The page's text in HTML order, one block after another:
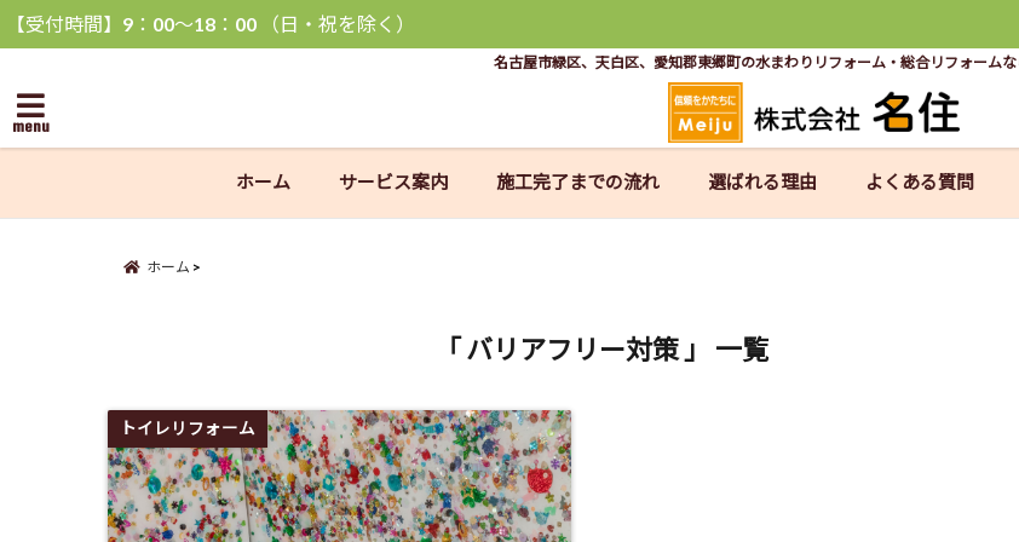
【受付時間】9：00〜18：00 （日・祝を除く）
名古屋市緑区、天白区、愛知郡東郷町の水まわりリフォーム・総合リフォーム
menu
ホーム サービス案内 施工完了までの流れ 選ばれる理由 よくある質問
ホーム
「 バリアフリー対策 」 一覧
トイレリフォーム